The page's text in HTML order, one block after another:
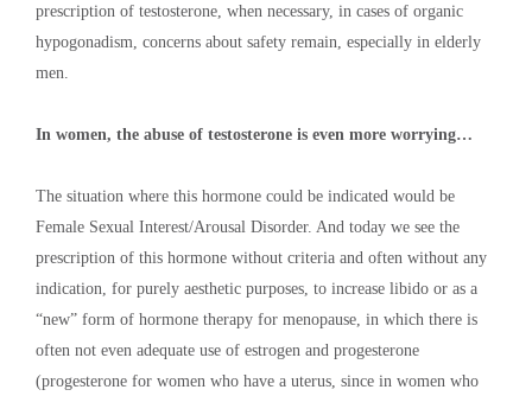
prescription of testosterone, when necessary, in cases of organic
hypogonadism, concerns about safety remain, especially in elderly
men.
In women, the abuse of testosterone is even more worrying…
The situation where this hormone could be indicated would be
Female Sexual Interest/Arousal Disorder. And today we see the
prescription of this hormone without criteria and often without any
indication, for purely aesthetic purposes, to increase libido or as a
“new” form of hormone therapy for menopause, in which there is
often not even adequate use of estrogen and progesterone
(progesterone for women who have a uterus, since in women who